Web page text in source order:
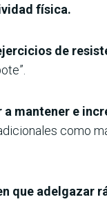
física.
de
a mantener e
como
que adelgazar